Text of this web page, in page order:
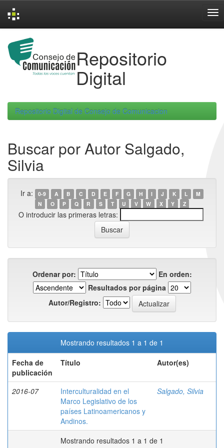
navigation
Repositorio
Digital
Repositorio Digital de Consejo de Comunicacion
Buscar por Autor Salgado,
Silvia
Ir a: 0-9 A B C D E F G H I J K L
M
N
O P Q R S T U V W X Y Z
O introducir las primeras letras:
Ordenar por:
En orden:
Resultados por página
Autor/Registro:
Mostrando resultados 1 a 1 de 1
Fecha de
publicación
Título Autor(es)
2016-07
Interculturalidad en el
Marco Legislativo de los
países Latinoamericanos y
Andinos.
Salgado, Silvia
Mostrando resultados 1 a 1 de 1